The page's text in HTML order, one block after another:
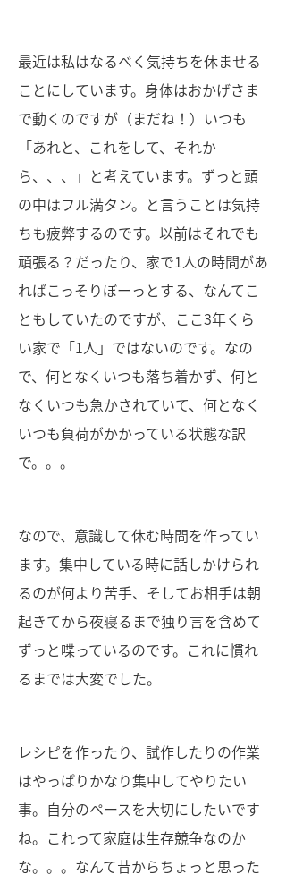
最近は私はなるべく気持ちを休ませる
ことにしています。身体はおかげさま
で動くのですが（まだね！）いつも
「あれと、これをして、それか
ら、、、」と考えています。ずっと頭
の中はフル満タン。と言うことは気持
ちも疲弊するのです。以前はそれでも
頑張る？だったり、家で1人の時間があ
ればこっそりぼーっとする、なんてこ
ともしていたのですが、ここ3年くら
い家で「1人」ではないのです。なの
で、何となくいつも落ち着かず、何と
なくいつも急かされていて、何となく
いつも負荷がかかっている状態な訳
で。。。
なので、意識して休む時間を作ってい
ます。集中している時に話しかけられ
るのが何より苦手、そしてお相手は朝
起きてから夜寝るまで独り言を含めて
ずっと喋っているのです。これに慣れ
るまでは大変でした。
レシピを作ったり、試作したりの作業
はやっぱりかなり集中してやりたい
事。自分のペースを大切にしたいです
ね。これって家庭は生存競争なのか
な。。。なんて昔からちょっと思った